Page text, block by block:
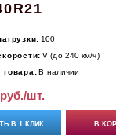
100
V (до 240 км/ч)
товара: В наличии
шт.
В 1 КЛИК В